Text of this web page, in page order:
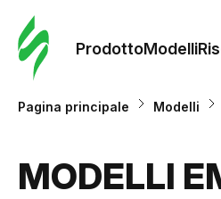
ProdottoModelli
Pagina principale Modelli
MODELLI